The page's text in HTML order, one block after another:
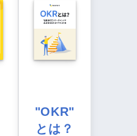
"OKR"
とは？